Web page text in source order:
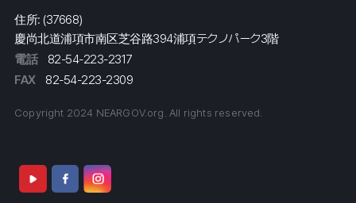
住所: (37668)
慶尚北道浦項市南区芝谷路394浦項テクノパーク3階
電話
82-54-223-2317
FAX
82-54-223-2309
Copyright 2024 NEARGOV.org. All rights reserved.